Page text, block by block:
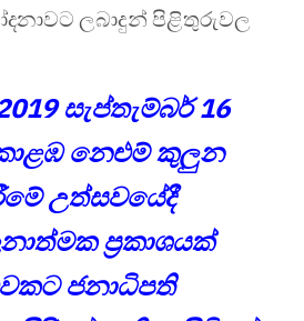
ලබාදුන් පිළිතුරුවල
සැප්තැම්බර් 16
නෙළුම් කුලුන
උත්සවයේදී
ප්‍රකාශයක්
ජනාධිපති